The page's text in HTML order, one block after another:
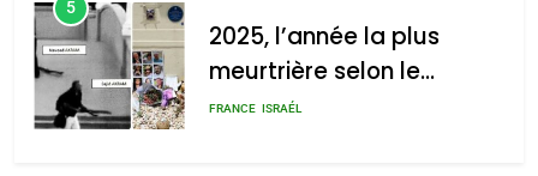
l’antisémitisme
admin 0
5
2025, l’année la plus
meurtrière selon le
rapport d’ADL contre
FRANCE ISRAÉL